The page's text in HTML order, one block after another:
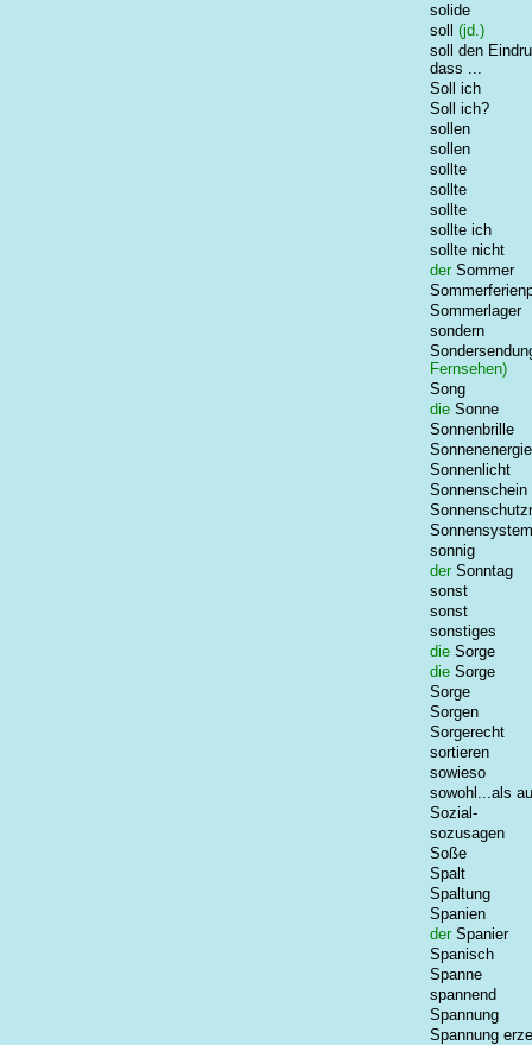
solide
soll
(jd.)
soll den
dass ...
Soll ich
Soll ich?
sollen
sollen
sollte
sollte
sollte
sollte ich
sollte nicht
der Sommer
Sommerlager
sondern
Fernsehen)
Song
die Sonne
Sonnenbrille
Sonnenenergie
Sonnenlicht
Sonnenschein
Sonnensystem
sonnig
der Sonntag
sonst
sonst
sonstiges
die Sorge
die Sorge
Sorge
Sorgen
Sorgerecht
sortieren
sowieso
sowohl...als
Sozial-
sozusagen
Soße
Spalt
Spaltung
Spanien
der Spanier
Spanisch
Spanne
spannend
Spannung
Spannung